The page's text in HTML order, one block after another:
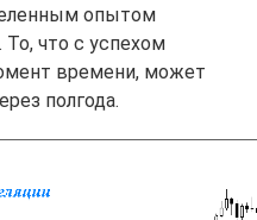
опытом
что с успехом
времени, может
полгода.